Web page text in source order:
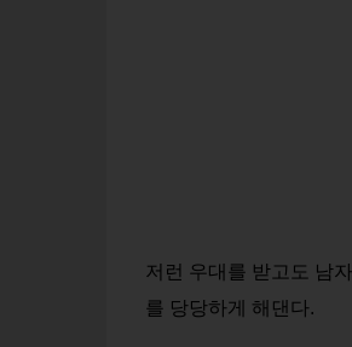
저런 우대를 받고도 남
를 당당하게 해댄다.